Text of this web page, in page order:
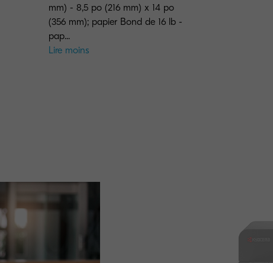
mm) - 8,5 po (216 mm) x 14 po
(356 mm); papier Bond de 16 lb -
pap...
Lire moins